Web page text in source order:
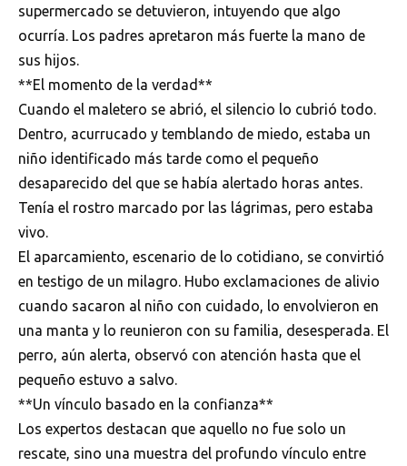
supermercado se detuvieron, intuyendo que algo
ocurría. Los padres apretaron más fuerte la mano de
sus hijos.
**El momento de la verdad**
Cuando el maletero se abrió, el silencio lo cubrió todo.
Dentro, acurrucado y temblando de miedo, estaba un
niño identificado más tarde como el pequeño
desaparecido del que se había alertado horas antes.
Tenía el rostro marcado por las lágrimas, pero estaba
vivo.
El aparcamiento, escenario de lo cotidiano, se convirtió
en testigo de un milagro. Hubo exclamaciones de alivio
cuando sacaron al niño con cuidado, lo envolvieron en
una manta y lo reunieron con su familia, desesperada. El
perro, aún alerta, observó con atención hasta que el
pequeño estuvo a salvo.
**Un vínculo basado en la confianza**
Los expertos destacan que aquello no fue solo un
rescate, sino una muestra del profundo vínculo entre